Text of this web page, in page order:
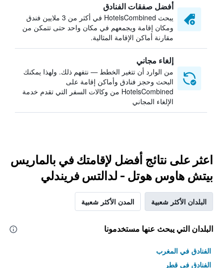
أفضل صفقات الفنادق
يبحث HotelsCombined في أكثر من 3 ملايين فندق
ومكان إقامة ويجمعهم في مكان واحد حتى تتمكن من
مقارنة أماكن الإقامة المثالية.
إلغاء مجاني
من الوارد أن تتغير الخطط — نتفهم ذلك. ولهذا يمكنك
البحث وحجز فنادق وأماكن إقامة على
HotelsCombined من وكالات السفر التي تقدم خدمة
الإلغاء المجاني
اعثر على نتائج أفضل لإقامتك في بالماريس
بيتش هاوس هوتل - لدالتس فريندلي
البلدان الأكثر شعبية المدن الأكثر شعبية
البلدان التي يبحث عنها مستخدمونا
الفنادق في المغرب
الفنادق في قطر